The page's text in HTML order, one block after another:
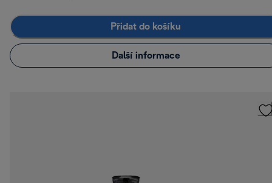
Přidat do košíku
Další informace